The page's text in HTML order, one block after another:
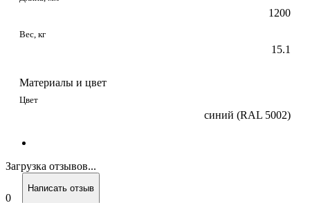
1200
Вес, кг
15.1
Материалы и цвет
Цвет
синий (RAL 5002)
Загрузка отзывов...
0
Написать отзыв